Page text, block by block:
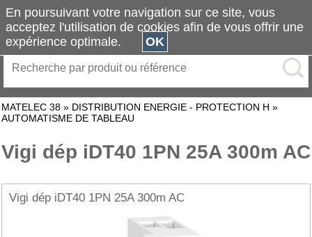
MATELEC 38 » DISTRIBUTION ENERGIE - PROTECTION H »
AUTOMATISME DE TABLEAU
Vigi dép iDT40 1PN 25A 300m AC
Vigi dép iDT40 1PN 25A 300m AC
En poursuivant votre navigation sur ce site, vous
acceptez l'utilisation de cookies afin de vous offrir une
expérience optimale.
OK